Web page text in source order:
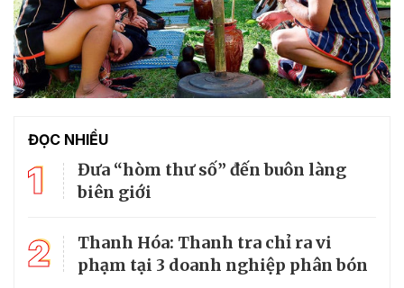
ĐỌC NHIỀU
1
Đưa “hòm thư số” đến buôn làng
biên giới
2
Thanh Hóa: Thanh tra chỉ ra vi
phạm tại 3 doanh nghiệp phân bón